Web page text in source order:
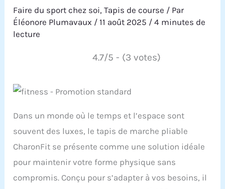
Faire du sport chez soi,Tapis de course / Par
Éléonore Plumavaux /11 août 2025 /4 minutes de
lecture
4.7/5 - (3 votes)
Dans un monde où le temps et l’espace sont
souvent des luxes, le tapis de marche pliable
CharonFit se présente comme une solution idéale
pour maintenir votre forme physique sans
compromis. Conçu pour s’adapter à vos besoins, il